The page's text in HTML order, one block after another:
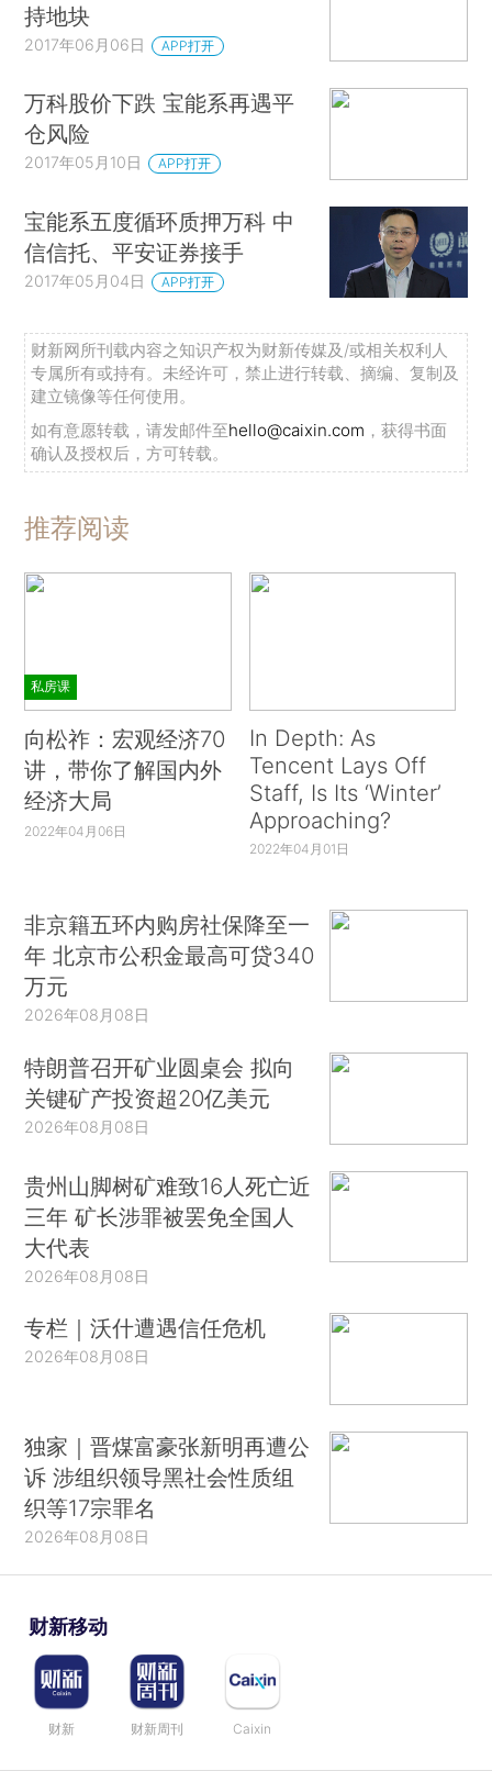
持地块
2017年06月06日 APP打开
万科股价下跌 宝能系再遇平
仓风险
2017年05月10日 APP打开
宝能系五度循环质押万科 中
信信托、平安证券接手
2017年05月04日 APP打开
财新网所刊载内容之知识产权为财新传媒及/或相关权利人
专属所有或持有。未经许可，禁止进行转载、摘编、复制及
建立镜像等任何使用。
如有意愿转载，请发邮件至hello@caixin.com ，获得书面
确认及授权后，方可转载。
推荐阅读
私房课
向松祚：宏观经济70
讲，带你了解国内外
经济大局
2022年04月06日
In Depth: As
Tencent Lays Off
Staff, Is Its ‘Winter’
Approaching?
2022年04月01日
非京籍五环内购房社保降至一
年 北京市公积金最高可贷340
万元
2026年08月08日
特朗普召开矿业圆桌会 拟向
关键矿产投资超20亿美元
2026年08月08日
贵州山脚树矿难致16人死亡近
三年 矿长涉罪被罢免全国人
大代表
2026年08月08日
专栏｜沃什遭遇信任危机
2026年08月08日
独家｜晋煤富豪张新明再遭公
诉 涉组织领导黑社会性质组
织等17宗罪名
2026年08月08日
财新移动
财新 财新周刊 Caixin